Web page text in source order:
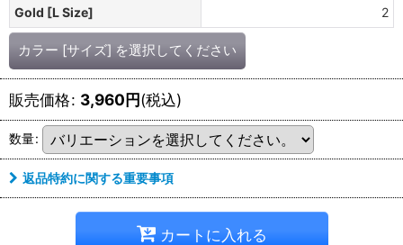
Gold [L Size]
2
カラー [サイズ] を選択してください
販売価格: 3,960円(税込)
数量:
返品特約に関する重要事項
カートに入れる